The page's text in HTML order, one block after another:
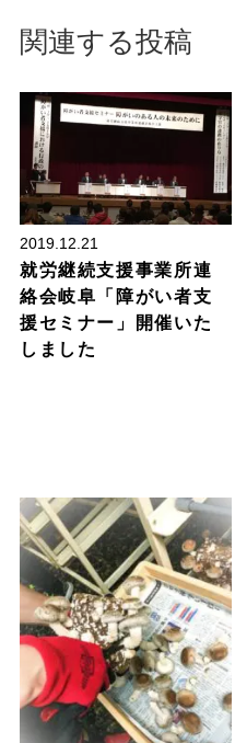
関連する投稿
2019.12.21
就労継続支援事業所連
絡会岐阜「障がい者支
援セミナー」開催いた
しました